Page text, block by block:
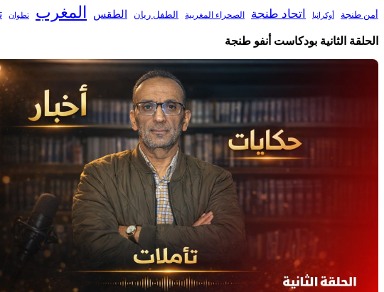
أمن طنجة أوكرانيا اتحاد طنجة الصحراء المغربية الطفل ريان الطقس المغرب تطوان
الحلقة الثانية بودكاست أنفو طنجة